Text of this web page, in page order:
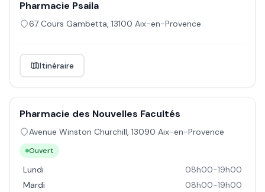
Pharmacie Psaila
67 Cours Gambetta, 13100 Aix-en-Provence
Itinéraire
Pharmacie des Nouvelles Facultés
Avenue Winston Churchill, 13090 Aix-en-Provence
Ouvert
Lundi
08h00-19h00
Mardi
08h00-19h00